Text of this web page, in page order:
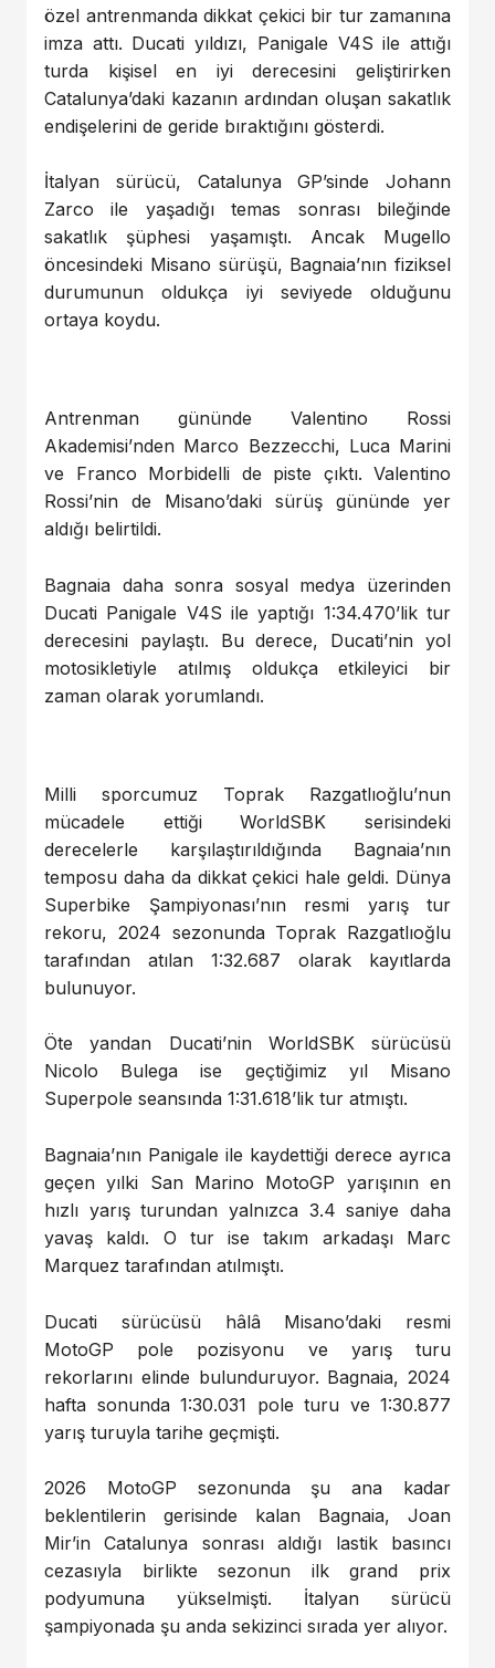
özel antrenmanda dikkat çekici bir tur zamanına
imza attı. Ducati yıldızı, Panigale V4S ile attığı
turda kişisel en iyi derecesini geliştirirken
Catalunya’daki kazanın ardından oluşan sakatlık
endişelerini de geride bıraktığını gösterdi.
İtalyan sürücü, Catalunya GP’sinde Johann
Zarco ile yaşadığı temas sonrası bileğinde
sakatlık şüphesi yaşamıştı. Ancak Mugello
öncesindeki Misano sürüşü, Bagnaia’nın fiziksel
durumunun oldukça iyi seviyede olduğunu
ortaya koydu.
Antrenman gününde Valentino Rossi
Akademisi’nden Marco Bezzecchi, Luca Marini
ve Franco Morbidelli de piste çıktı. Valentino
Rossi’nin de Misano’daki sürüş gününde yer
aldığı belirtildi.
Bagnaia daha sonra sosyal medya üzerinden
Ducati Panigale V4S ile yaptığı 1:34.470’lik tur
derecesini paylaştı. Bu derece, Ducati’nin yol
motosikletiyle atılmış oldukça etkileyici bir
zaman olarak yorumlandı.
Milli sporcumuz Toprak Razgatlıoğlu’nun
mücadele ettiği WorldSBK serisindeki
derecelerle karşılaştırıldığında Bagnaia’nın
temposu daha da dikkat çekici hale geldi. Dünya
Superbike Şampiyonası’nın resmi yarış tur
rekoru, 2024 sezonunda Toprak Razgatlıoğlu
tarafından atılan 1:32.687 olarak kayıtlarda
bulunuyor.
Öte yandan Ducati’nin WorldSBK sürücüsü
Nicolo Bulega ise geçtiğimiz yıl Misano
Superpole seansında 1:31.618’lik tur atmıştı.
Bagnaia’nın Panigale ile kaydettiği derece ayrıca
geçen yılki San Marino MotoGP yarışının en
hızlı yarış turundan yalnızca 3.4 saniye daha
yavaş kaldı. O tur ise takım arkadaşı Marc
Marquez tarafından atılmıştı.
Ducati sürücüsü hâlâ Misano’daki resmi
MotoGP pole pozisyonu ve yarış turu
rekorlarını elinde bulunduruyor. Bagnaia, 2024
hafta sonunda 1:30.031 pole turu ve 1:30.877
yarış turuyla tarihe geçmişti.
2026 MotoGP sezonunda şu ana kadar
beklentilerin gerisinde kalan Bagnaia, Joan
Mir’in Catalunya sonrası aldığı lastik basıncı
cezasıyla birlikte sezonun ilk grand prix
podyumuna yükselmişti. İtalyan sürücü
şampiyonada şu anda sekizinci sırada yer alıyor.